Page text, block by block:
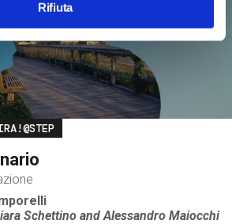
Rifiuta
Schettino andAlessandro Maiocchi